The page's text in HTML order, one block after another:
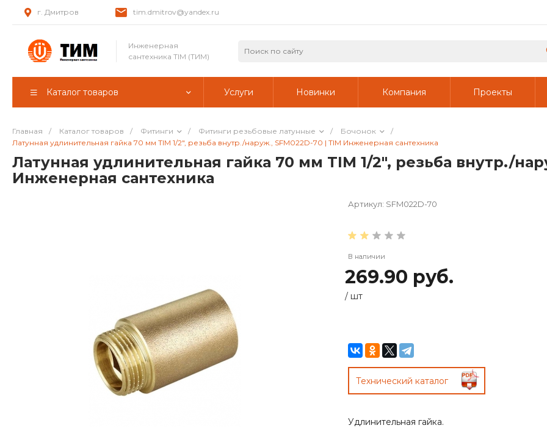
г. Дмитров tim.dmitrov@yandex.ru
Инженерная
сантехника TIM (ТИМ)
Каталог товаров Услуги Новинки Компания Проекты
Главная / Каталог товаров / Фитинги / Фитинги резьбовые латунные / Бочонок
/
Латунная удлинительная гайка 70 мм TIM 1/2", резьба внутр./наруж., SFM022D-70 | TIM Инженерная сантехника
Латунная удлинительная гайка 70 мм TIM 1/2", резьба внутр./
Инженерная сантехника
Артикул: SFM022D-70
В наличии
269.90 руб.
/ шт
Технический каталог
Удлинительная гайка.